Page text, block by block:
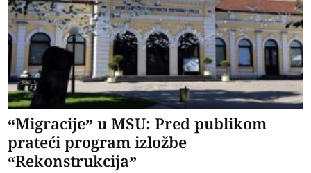
“Migracije” u MSU: Pred publikom
prateći program izložbe
“Rekonstrukcija”